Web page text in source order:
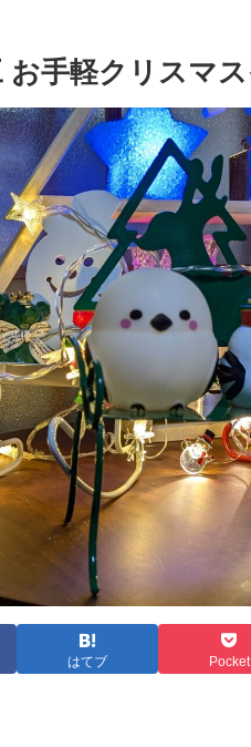
お手軽クリスマ
はてブ Pocket